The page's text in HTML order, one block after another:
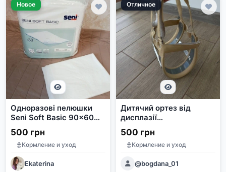
Новое
Одноразові пелюшки
Seni Soft Basic 90x60
см
500 грн
Кормление и уход
Ekaterina
Отличное
Дитячий ортез від
дисплазії
Гневковського
500 грн
Кормление и уход
@bogdana_01